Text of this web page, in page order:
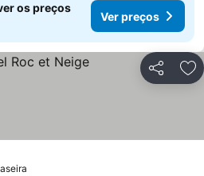
os preços
Ver preços
Partilhar